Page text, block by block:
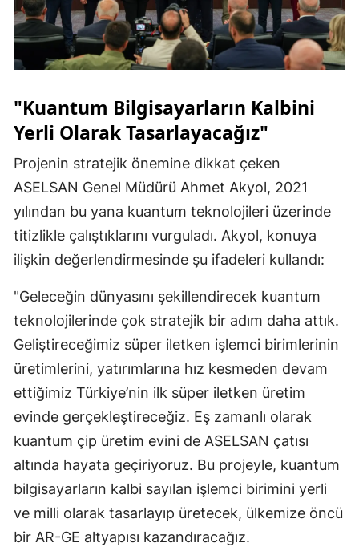
"Kuantum Bilgisayarların Kalbini
Yerli Olarak Tasarlayacağız"
Projenin stratejik önemine dikkat çeken
ASELSAN Genel Müdürü Ahmet Akyol, 2021
yılından bu yana kuantum teknolojileri üzerinde
titizlikle çalıştıklarını vurguladı. Akyol, konuya
ilişkin değerlendirmesinde şu ifadeleri kullandı:
"Geleceğin dünyasını şekillendirecek kuantum
teknolojilerinde çok stratejik bir adım daha attık.
Geliştireceğimiz süper iletken işlemci birimlerinin
üretimlerini, yatırımlarına hız kesmeden devam
ettiğimiz Türkiye’nin ilk süper iletken üretim
evinde gerçekleştireceğiz. Eş zamanlı olarak
kuantum çip üretim evini de ASELSAN çatısı
altında hayata geçiriyoruz. Bu projeyle, kuantum
bilgisayarların kalbi sayılan işlemci birimini yerli
ve milli olarak tasarlayıp üretecek, ülkemize öncü
bir AR-GE altyapısı kazandıracağız.